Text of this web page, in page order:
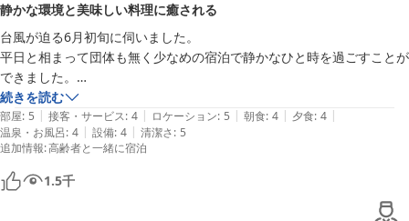
2026-07-04
一方で、客室の防音性や振動につきましては、ご不快な思いをおか
けし申し訳ございませんでした。週末のご利用ということもあり、
隣室や廊下の音によってゆっくりとお休みいただけなかったことを
心苦しく思っております。
施設の構造上、早急な改善が難しい部分もございますが、いただい
たご意見は真摯に受け止め、今後の施設改善や運営の参考とさせて
いただきます。
貴重なご意見をお寄せいただき、誠にありがとうございました。ま
静かな環境と美味しい料理に癒される
台風が迫る6月初旬に伺いました。
平日と相まって団体も無く少なめの宿泊で静かなひと時を過ごすことが
できました。
お部屋は洋間のツインで建物自体は古さはあるものの清潔感があり、遠
く那須の街並みと緑豊かな景色に癒されました。ここは本格的なホテル
仕様で夕食時浴衣スリッパはNGフルサービスでのお食事でしたメイン
は豚肉か牛肉（＋1500円）で牛肉をいただきました。前菜からメイン
まで手の込んだお料理で美味しく頂きました。でも若い方には量的少し
物足りないかもしれません。お風呂は白濁した硫黄泉で男女は日によっ
て入替え（サウナ有りか露天有り）されてました。総じて満足できるお
続きを読む
部屋: 5 | 接客・サービス: 4 | ロケーション: 5 | 朝食: 4 | 夕食: 4 |
温泉・お風呂: 4 | 設備: 4 | 清潔さ: 5
追加情報:高齢者と一緒に宿泊
1.5千